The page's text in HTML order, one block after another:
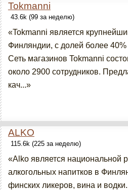
Tokmanni
43.6k (99 за неделю)
«Tokmanni является
Финляндии, с долей более
Сеть магазинов Tokmanni
около 2900 сотрудников.
кач...»
ALKO
115.6k (225 за неделю)
«Alko является национальной
алкогольных напитков в
финских ликеров, вина и